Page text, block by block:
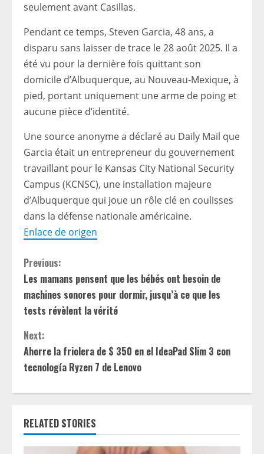
seulement avant Casillas.
Pendant ce temps, Steven Garcia, 48 ans, a
disparu sans laisser de trace le 28 août 2025. Il a
été vu pour la dernière fois quittant son
domicile d’Albuquerque, au Nouveau-Mexique, à
pied, portant uniquement une arme de poing et
aucune pièce d’identité.
Une source anonyme a déclaré au Daily Mail que
Garcia était un entrepreneur du gouvernement
travaillant pour le Kansas City National Security
Campus (KCNSC), une installation majeure
d’Albuquerque qui joue un rôle clé en coulisses
dans la défense nationale américaine.
Enlace de origen
C
o
n
t
i
n
u
e
Previous:
Les mamans pensent que les bébés ont besoin de
machines sonores pour dormir, jusqu’à ce que les
tests révèlent la vérité
Next:
Ahorre la friolera de $ 350 en el IdeaPad Slim 3 con
tecnología Ryzen 7 de Lenovo
RELATED STORIES